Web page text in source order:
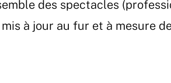
des spectacles
à jour au fur et à mesure